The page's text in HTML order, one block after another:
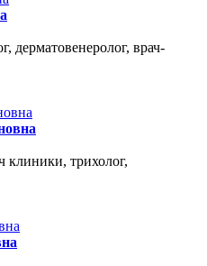
дерматовенеролог, врач-
клиники, трихолог,